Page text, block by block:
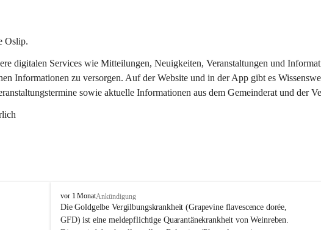
Oslip.
digitalen Services wie Mitteilungen, Neuigkeiten, Veranstaltungen und
Informationen zu versorgen. Auf der Website und in der App gibt es
sowie aktuelle Informationen aus dem Gemeinderat und der
O
s
l
vor 1 MonatAnkündigung
Die Goldgelbe Vergilbungskrankheit (Grapevine flavescence dorée,
GFD) ist eine meldepflichtige Quarantänekrankheit von Weinreben.